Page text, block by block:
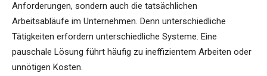
Anforderungen, sondern auch die tatsächlichen
Arbeitsabläufe im Unternehmen. Denn unterschiedliche
Tätigkeiten erfordern unterschiedliche Systeme. Eine
pauschale Lösung führt häufig zu ineffizientem Arbeiten oder
unnötigen Kosten.